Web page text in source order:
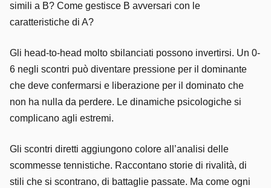
simili a B? Come gestisce B avversari con le
caratteristiche di A?
Gli head-to-head molto sbilanciati possono invertirsi. Un 0-
6 negli scontri può diventare pressione per il dominante
che deve confermarsi e liberazione per il dominato che
non ha nulla da perdere. Le dinamiche psicologiche si
complicano agli estremi.
Gli scontri diretti aggiungono colore all’analisi delle
scommesse tennistiche. Raccontano storie di rivalità, di
stili che si scontrano, di battaglie passate. Ma come ogni